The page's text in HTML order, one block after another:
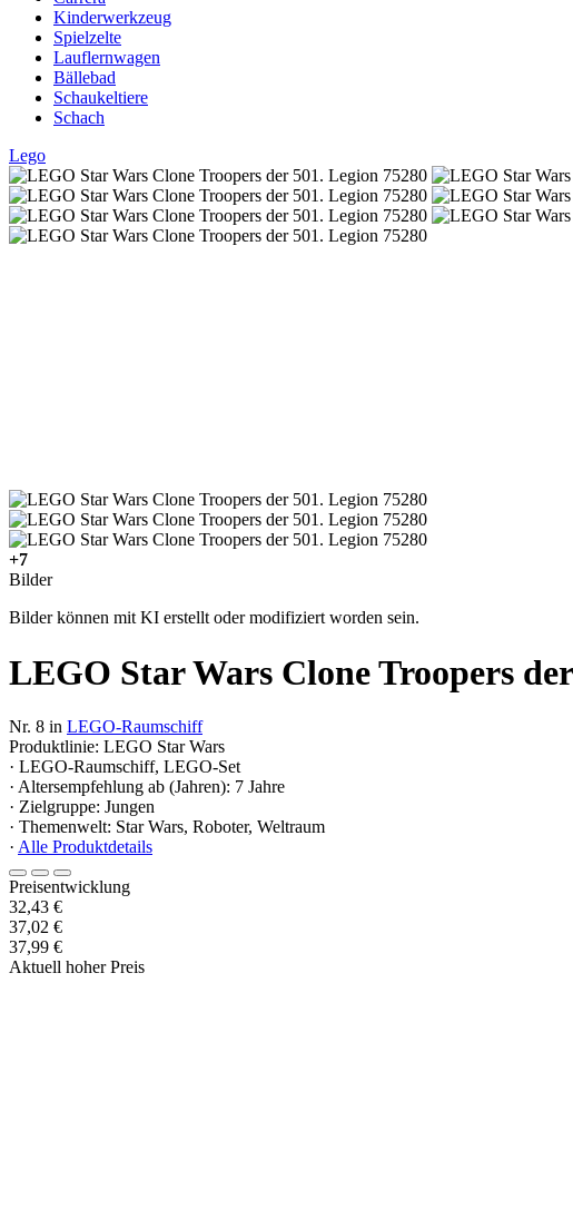
Kinderwerkzeug
Spielzelte
Lauflernwagen
Bällebad
Schaukeltiere
Schach
Lego
+7
Bilder
Bilder können mit KI erstellt oder modifiziert worden sein.
LEGO Star Wars Clone Troopers
Nr. 8 in LEGO-Raumschiff
Produktlinie: LEGO Star Wars
· LEGO-Raumschiff, LEGO-Set
· Altersempfehlung ab (Jahren): 7 Jahre
· Zielgruppe: Jungen
· Themenwelt: Star Wars, Roboter, Weltraum
· Alle Produktdetails
Preisentwicklung
32,43 €
37,02 €
37,99 €
Aktuell hoher Preis